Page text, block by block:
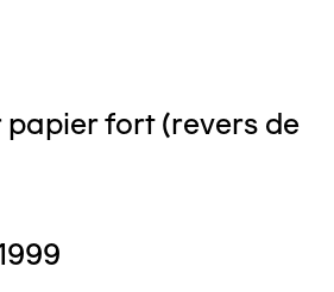
papier fort (revers de